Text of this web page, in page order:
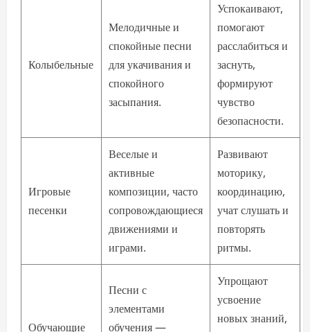
Колыбельные
Мелодичные и
спокойные песни
для укачивания и
спокойного
засыпания.
Успокаивают,
помогают
расслабиться и
заснуть,
формируют
чувство
безопасности.
Игровые
песенки
Веселые и
активные
композиции, часто
сопровождающиеся
движениями и
играми.
Развивают
моторику,
координацию,
учат слушать и
повторять
ритмы.
Обучающие
Песни с
элементами
обучения —
Упрощают
усвоение
новых знаний,